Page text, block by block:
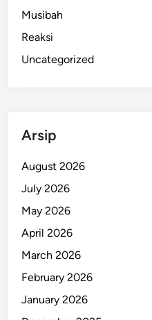
Musibah
Reaksi
Uncategorized
Arsip
August 2026
July 2026
May 2026
April 2026
March 2026
February 2026
January 2026